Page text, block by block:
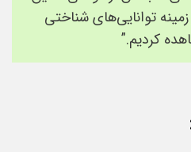
توانایی‌های شناختی
کردیم.”